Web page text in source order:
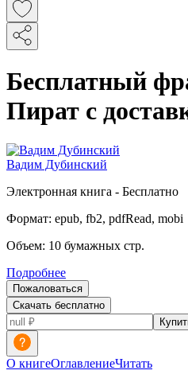
Бесплатный
Пират с
Вадим Дубинский
Электронная книга - Бесплатно
Формат: epub, fb2, pdfRead, mobi
Объем: 10 бумажных стр.
Подробнее
Пожаловаться
Скачать бесплатно
О книгеОглавлениеЧитать